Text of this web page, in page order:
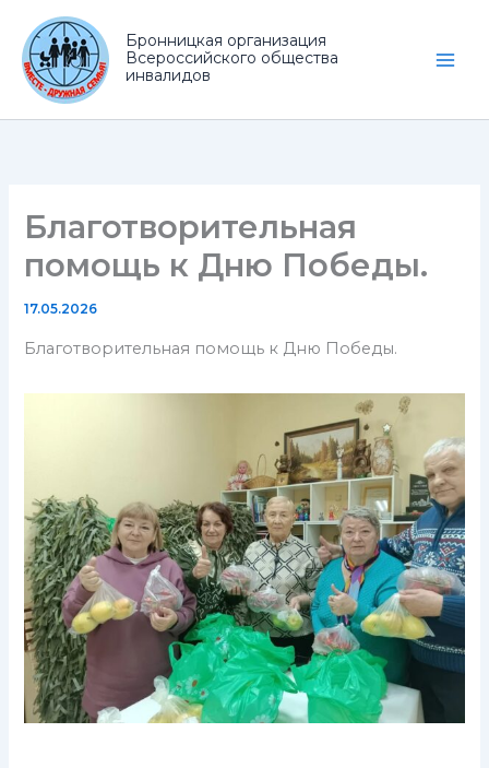
Перейти
содержимому
Бронницкая организация
Всероссийского общества
инвалидов
Благотворительная
помощь к Дню Победы.
17.05.2026
Благотворительная помощь к Дню Победы.